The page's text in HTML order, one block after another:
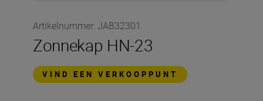
Artikelnummer: JAB32301
Zonnekap HN-23
VIND EEN VERKOOPPUNT